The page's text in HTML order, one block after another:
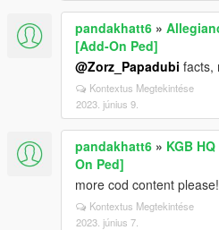
pandakhatt6 »
[Add-On Ped]
@Zorz_Papadubi facts,
Kontextus Megtekintése
2023. június 9.
pandakhatt6 » KGB
On Ped]
more cod content please!
Kontextus Megtekintése
2023. június 7.